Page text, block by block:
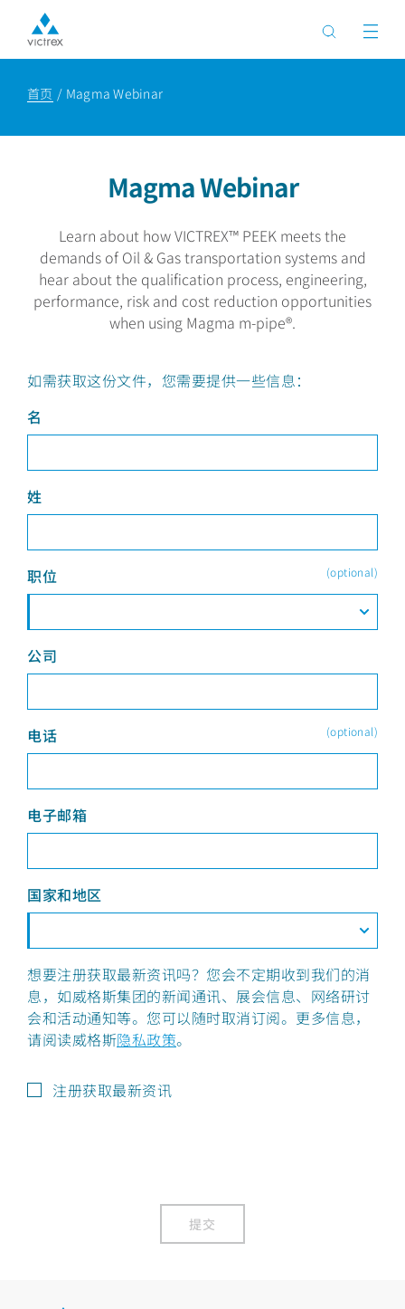
首页 Magma Webinar
Magma Webinar
Learn about how VICTREX™ PEEK meets the
demands of Oil & Gas transportation systems and
hear about the qualification process, engineering,
performance, risk and cost reduction opportunities
when using Magma m-pipe®.
如需获取这份文件，您需要提供一些信息：
名
姓
职位 (optional)
公司
电话 (optional)
电子邮箱
国家和地区
想要注册获取最新资讯吗？您会不定期收到我们的消
息，如威格斯集团的新闻通讯、展会信息、网络研讨
会和活动通知等。您可以随时取消订阅。更多信息，
请阅读威格斯隐私政策。
注册获取最新资讯
提交